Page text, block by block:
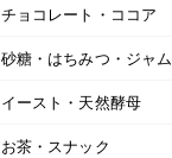
チョコレート・ココア
砂糖・はちみつ・ジャム
イースト・天然酵母
お茶・スナック